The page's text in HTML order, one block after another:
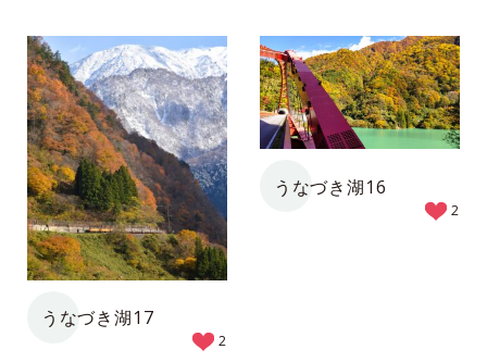
うなづき湖17
2
うなづき湖16
2